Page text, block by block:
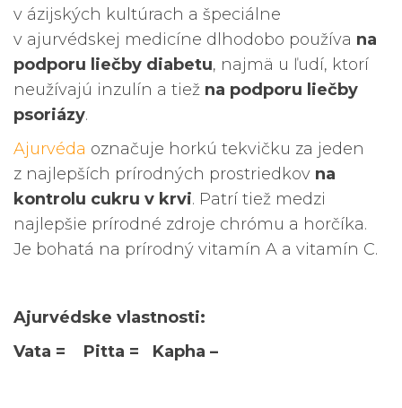
v ázijských kultúrach a špeciálne
v ajurvédskej medicíne dlhodobo používa na
podporu liečby diabetu, najmä u ľudí, ktorí
neužívajú inzulín a tiež na podporu liečby
psoriázy.
Ajurvéda označuje horkú tekvičku za jeden
z najlepších prírodných prostriedkov na
kontrolu cukru v krvi. Patrí tiež medzi
najlepšie prírodné zdroje chrómu a horčíka.
Je bohatá na prírodný vitamín A a vitamín C.
Ajurvédske vlastnosti:
Vata = Pitta = Kapha –